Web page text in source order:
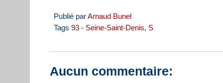
Publié parArnaud Bunel
Tags 93 - Seine-Saint-Denis, S
Aucun commentaire: